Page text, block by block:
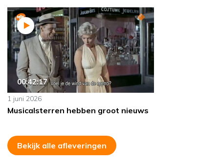
00:42:17
1 juni 2026
Musicalsterren hebben groot nieuws
Bekijk alle afleveringen